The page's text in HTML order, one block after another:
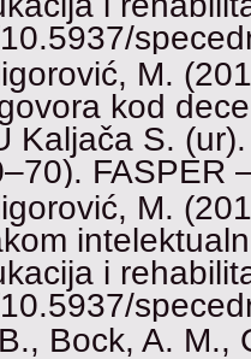
M.
kod
Kaljača S.
FASPER
M.
i
Bock, A. M.,